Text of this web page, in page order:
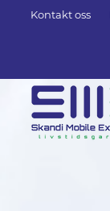
Kontakt oss